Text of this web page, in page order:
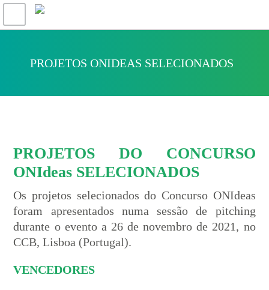
PROJETOS ONIDEAS SELECIONADOS
PROJETOS DO CONCURSO
ONIdeas SELECIONADOS
Os projetos selecionados do Concurso ONIdeas
foram apresentados numa sessão de pitching
durante o evento a 26 de novembro de 2021, no
CCB, Lisboa (Portugal).
VENCEDORES